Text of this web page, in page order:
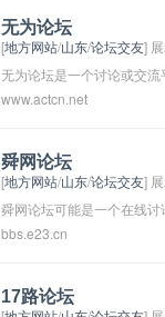
验、情感故事和娱乐资讯，
和线下的活动。青青岛社区
量、友爱和包容的社区氛
志同道合的朋友，共同成长
无为论坛
[地方网站/山东/论坛交友]
无为论坛是一个讨论或交
以“无为”为主题的论坛，探
种理念。无为是中国古代哲
念，强调通过无为而治理，
迫的方式来实现自然的秩
上，可能会探讨如何应用无
www.actcn.net
舜网论坛
[地方网站/山东/论坛交友]
舜网论坛可能是一个在线
用户讨论和分享各种主题、
象，与古代中国传说中的舜
bbs.e23.cn
17路论坛